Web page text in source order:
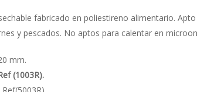
precios:
desde
hasta
€9,95
fabricado en poliestireno alimentario.
y pescados. No aptos para calentar en
mm.
(1003R).